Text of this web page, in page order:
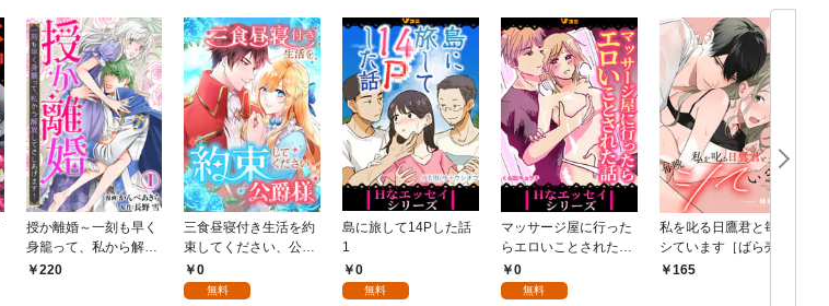
授か離婚～一刻も早く
身籠って、私から解放
してさしあげます！1
220
三食昼寝付き生活を約
束してください、公爵
様 1話
0
無料
島に旅して14Pした話
1
0
無料
マッサージ屋に行った
らエロいことされた話
1 0
無料
私を叱る日鷹君と毎晩
シています［ばら売
り］ 第1話
165